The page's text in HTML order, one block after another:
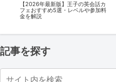
【2026年最新版】王子の英会話カ
フェおすすめ5選・レベルや参加料
金を解説
記事を探す